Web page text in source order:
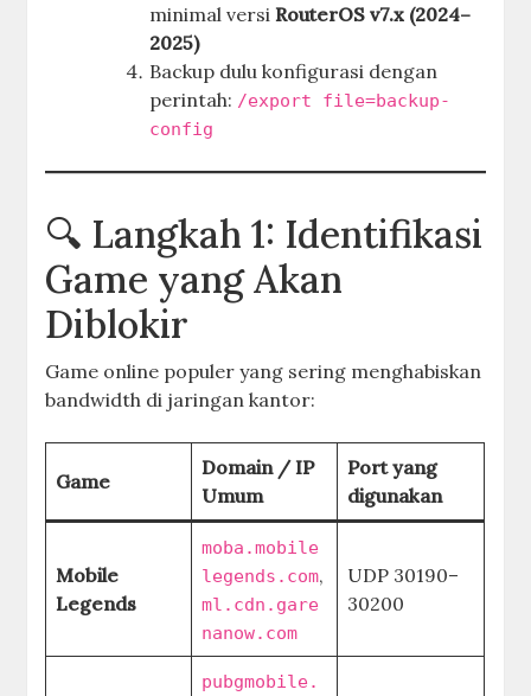
minimal versiRouterOS v7.x (2024–
2025)
Backup dulu konfigurasi dengan
perintah: /export file=backup-
config
🔍 Langkah 1: Identifikasi
Game yang Akan
Diblokir
Game online populer yang sering menghabiskan
bandwidth di jaringan kantor:
Game
Domain / IP
Umum
Port yang
digunakan
Mobile
Legends
moba.mobile
legends.com,
ml.cdn.gare
nanow.com
UDP 30190–
30200
pubgmobile.